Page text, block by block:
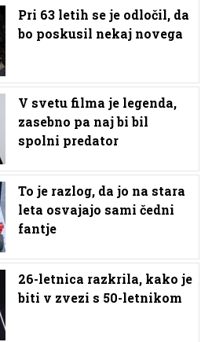
Pri 63 letih se je odločil, da
bo poskusil nekaj novega
V svetu filma je legenda,
zasebno pa naj bi bil
spolni predator
To je razlog, da jo na stara
leta osvajajo sami čedni
fantje
26-letnica razkrila, kako je
biti v zvezi s 50-letnikom